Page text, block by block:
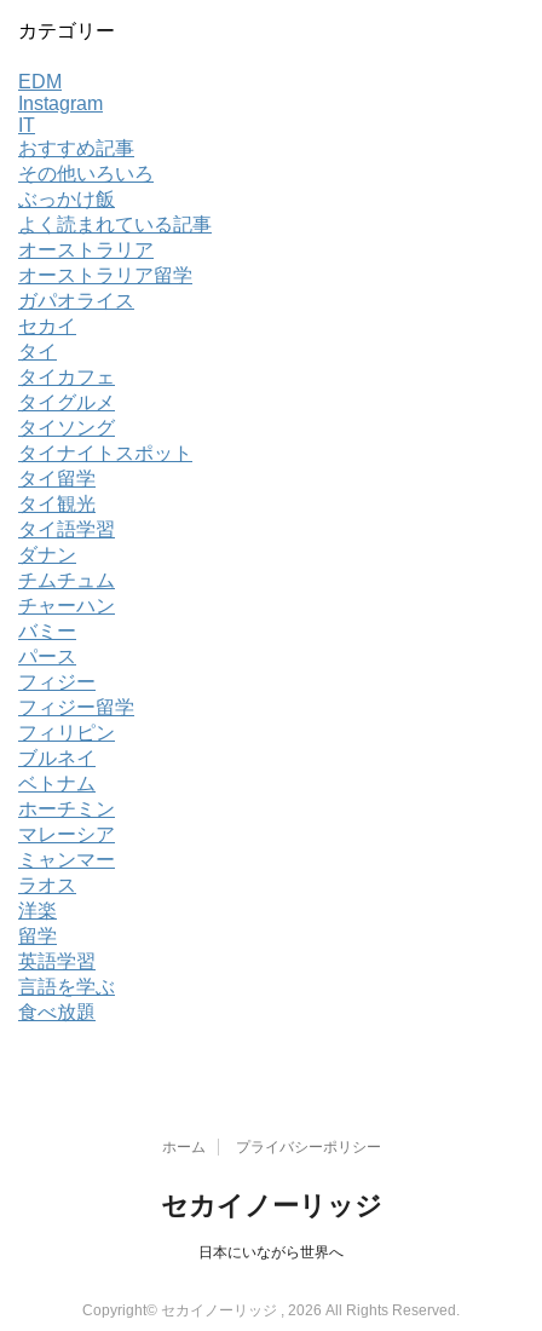
カテゴリー
EDM
Instagram
IT
おすすめ記事
その他いろいろ
ぶっかけ飯
よく読まれている記事
オーストラリア
オーストラリア留学
ガパオライス
セカイ
タイ
タイカフェ
タイグルメ
タイソング
タイナイトスポット
タイ留学
タイ観光
タイ語学習
ダナン
チムチュム
チャーハン
バミー
パース
フィジー
フィジー留学
フィリピン
ブルネイ
ベトナム
ホーチミン
マレーシア
ミャンマー
ラオス
洋楽
留学
英語学習
言語を学ぶ
食べ放題
ホーム プライバシーポリシー
セカイノーリッジ
日本にいながら世界へ
Copyright© セカイノーリッジ , 2026 All Rights Reserved.